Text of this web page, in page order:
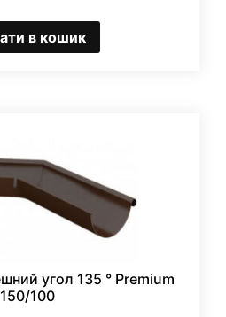
в кошик
угол 135 ° Premium
150/100